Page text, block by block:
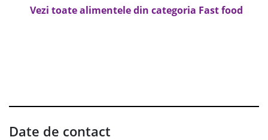
Vezi toate alimentele din categoria Fast food
Date de contact